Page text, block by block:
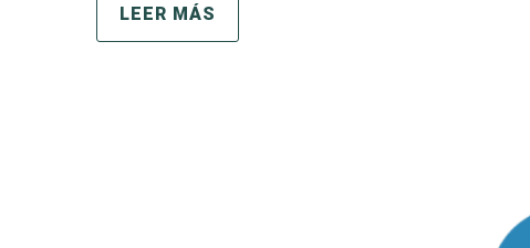
LEER MÁS